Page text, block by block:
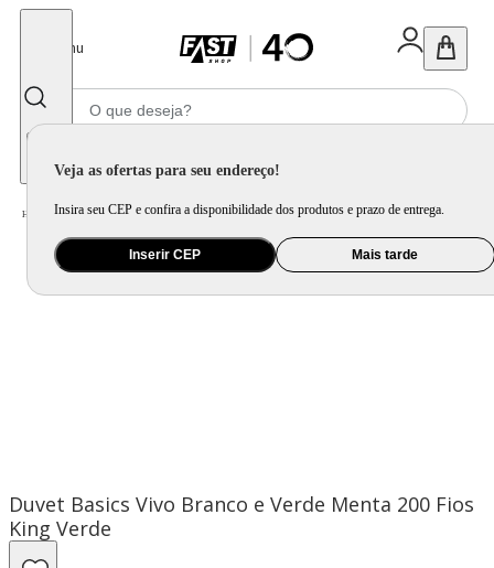
Menu
Veja as ofertas para seu endereço!
Insira seu CEP e confira a disponibilidade dos produtos e prazo de entrega.
Inserir CEP Mais tarde
Home Cama, Mesa e Banho / Cama / Cobertor e Edredom / Duvet Basics Vivo Branco e Verde Menta 200 Fios King
Duvet Basics Vivo Branco e Verde Menta 200 Fios
King Verde